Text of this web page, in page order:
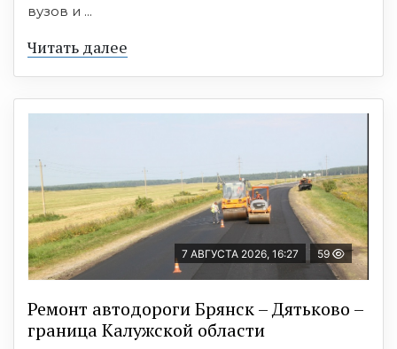
вузов и ...
Читать далее
7 АВГУСТА 2026, 16:27 59
Ремонт автодороги Брянск – Дятьково –
граница Калужской области